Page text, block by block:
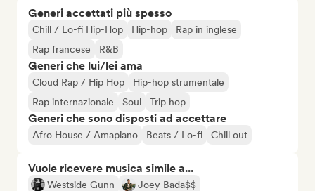
Generi accettati più spesso
Chill / Lo-fi Hip-Hop Hip-hop
Rap in inglese
Rap francese
R&B
Generi che lui/lei ama
Cloud Rap / Hip Hop
Hip-hop strumentale
Rap internazionale
Soul Trip hop
Generi che sono disposti ad accettare
Afro House / Amapiano Beats / Lo-fi Chill out
Vuole ricevere musica simile a...
Westside Gunn
Joey Bada$$